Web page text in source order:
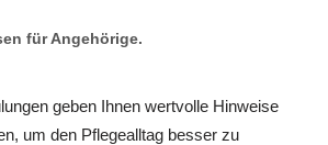
für Angehörige.
geben Ihnen wertvolle Hinweise
um den Pflegealltag besser zu